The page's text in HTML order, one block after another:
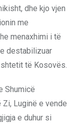
dhe kjo vjen
me
menaxhimi i të
destabilizuar
të Kosovës.
Shumicë
Luginë e vende
e duhur si